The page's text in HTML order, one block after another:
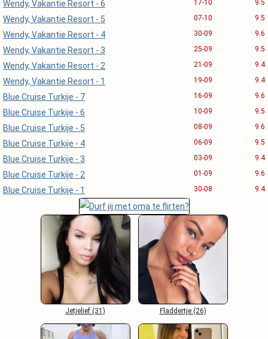
Wendy, Vakantie Resort - 6 17-10 9.5
Wendy, Vakantie Resort - 5 07-10 9.5
Wendy, Vakantie Resort - 4 30-09 9.6
Wendy, Vakantie Resort - 3 25-09 9.5
Wendy, Vakantie Resort - 2 21-09 9.4
Wendy, Vakantie Resort - 1 19-09 9.4
Blue Cruise Turkije - 7 16-09 9.6
Blue Cruise Turkije - 6 10-09 9.5
Blue Cruise Turkije - 5 08-09 9.6
Blue Cruise Turkije - 4 06-09 9.5
Blue Cruise Turkije - 3 03-09 9.4
Blue Cruise Turkije - 2 01-09 9.6
Blue Cruise Turkije - 1 30-08 9.4
Jetjelief (31) Fladdertje (26)